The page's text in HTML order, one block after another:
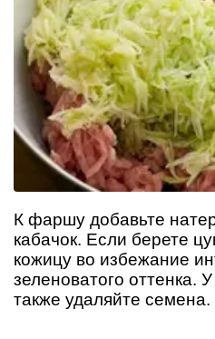
К фаршу добавьте
кабачок. Если берете
кожицу во избежание
зеленоватого оттенка.
также удаляйте семена.